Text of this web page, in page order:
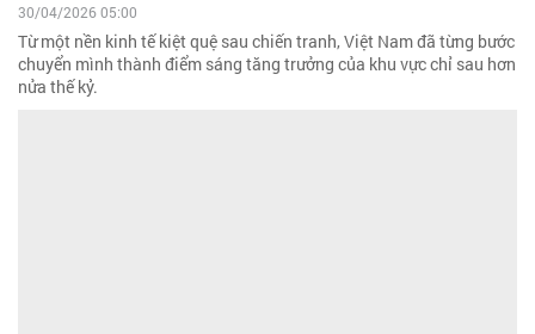
30/04/2026 05:00
Từ một nền kinh tế kiệt quệ sau chiến tranh, Việt Nam đã từng bước
chuyển mình thành điểm sáng tăng trưởng của khu vực chỉ sau hơn
nửa thế kỷ.